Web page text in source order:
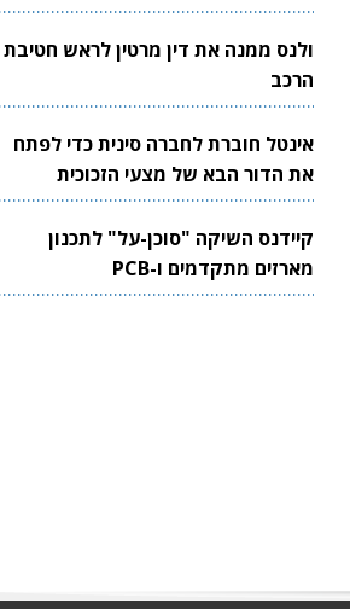
ולנס ממנה את דין מרטין לראש חטיבת
הרכב
אינטל חוברת לחברה סינית כדי לפתח
את הדור הבא של מצעי הזכוכית
לשבבים
קיידנס השיקה "סוכן-על" לתכנון
מארזים מתקדמים ו-PCB